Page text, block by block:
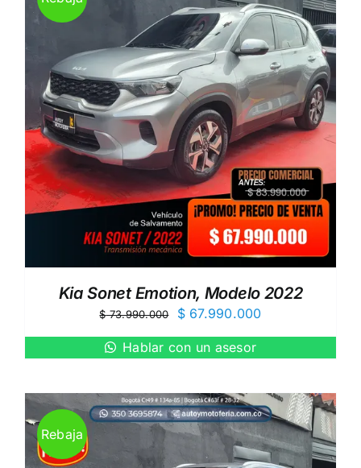
Kia Sonet Emotion, Modelo 2022
$73.990.000
El
precio
original
$ 73.990.000.
$67.990.000El
precio
actual
$ 67.990.000.
Hablar con un asesor
Rebaja